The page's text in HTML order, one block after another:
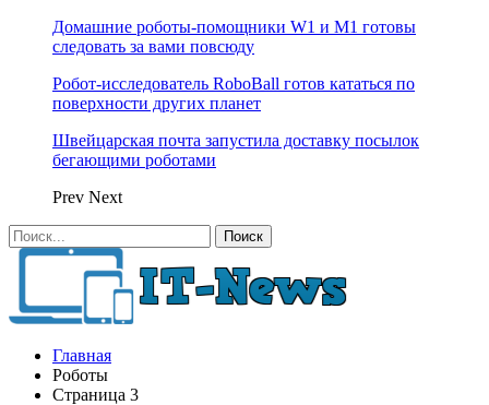
Домашние роботы-помощники W1 и M1 готовы
следовать за вами повсюду
Робот-исследователь RoboBall готов кататься по
поверхности других планет
Швейцарская почта запустила доставку посылок
бегающими роботами
Prev Next
Главная
Роботы
Страница 3